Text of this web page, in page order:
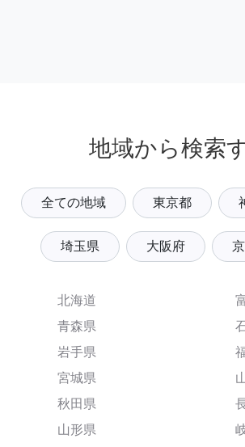
地域から検索
全ての地域 東京都
埼玉県 大阪府
北海道
青森県
岩手県
宮城県
秋田県
山形県